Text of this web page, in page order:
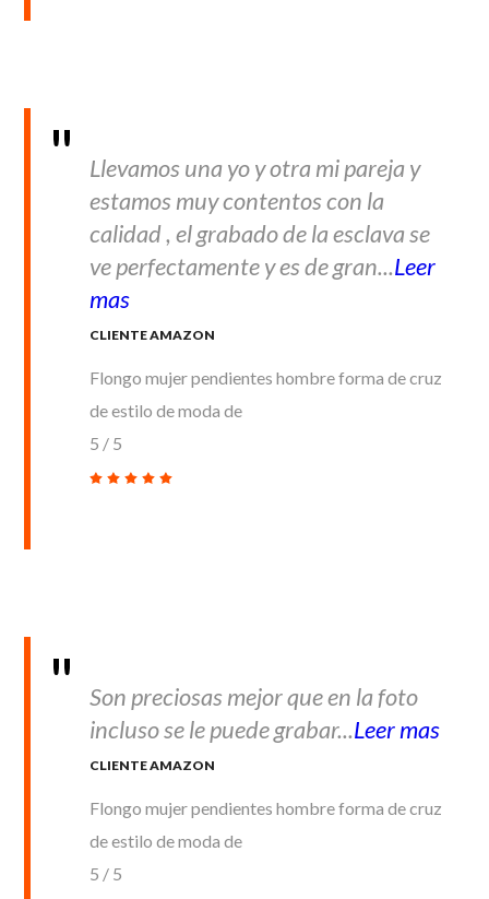
Llevamos una yo y otra mi pareja y
estamos muy contentos con la
calidad , el grabado de la esclava se
ve perfectamente y es de gran...Leer
mas
CLIENTE AMAZON
Flongo mujer pendientes hombre forma de cruz
de estilo de moda de
5 / 5
Son preciosas mejor que en la foto
incluso se le puede grabar...Leer mas
CLIENTE AMAZON
Flongo mujer pendientes hombre forma de cruz
de estilo de moda de
5 / 5